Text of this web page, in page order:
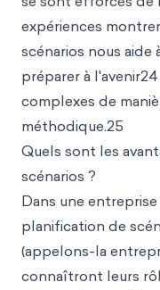
expériences
scénarios nous aide
préparer à
complexes de
méthodique.25
Quels sont les
scénarios ?
Dans une
planification de
(appelons-la
connaîtront leurs